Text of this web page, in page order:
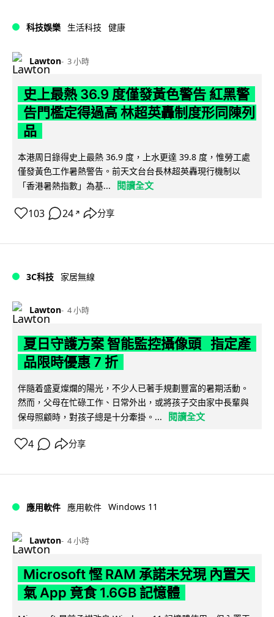
科技娛樂 生活科技 健康
Lawton 3 小時
史上最熱 36.9 度僅發黃色警告 紅黑警
告門檻定得過高 林超英轟制度形同陳列
品
本港周日錄得史上最熱 36.9 度，上水更達 39.8 度，惟勞工處
僅發黃色工作暑熱警告。前天文台台長林超英轟現行機制以
「香港暑熱指數」為基...
閱讀全文
103 24 ↗ 分享
3C科技 家居無線
Lawton 4 小時
夏日守護方案 智能監控攝像頭 指定產
品限時優惠 7 折
伴隨着盛夏燦爛的陽光，不少人已著手規劃豐富的暑期活動。
然而，父母在忙碌工作、日常外出，或將孩子交由家中長輩與
保母照顧時，對孩子總是十分牽掛。...
閱讀全文
4 分享
應用軟件 應用軟件 Windows 11
Lawton 4 小時
Microsoft 慳 RAM 承諾未兌現 內置天
氣 App 竟食 1.6GB 記憶體